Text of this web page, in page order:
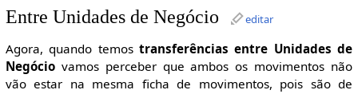
Entre Unidades de Negócio editar
Agora, quando temos transferências entre Unidades de
Negóciovamos perceber que ambos os movimentos não
vão estar na mesma ficha de movimentos, pois são de